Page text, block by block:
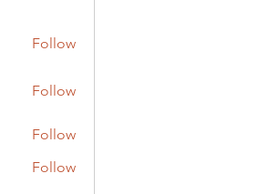
Follow
Follow
Follow
Follow